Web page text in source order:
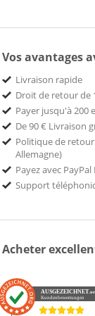
Vos avantages
Livraison rapide
Droit de retour de
Payer jusqu'à 200
De 90 € Livraison
Politique de
Allemagne)
Payez avec PayPal
Support
Acheter
AUSGEZEICHNET
Kundenbewertungen